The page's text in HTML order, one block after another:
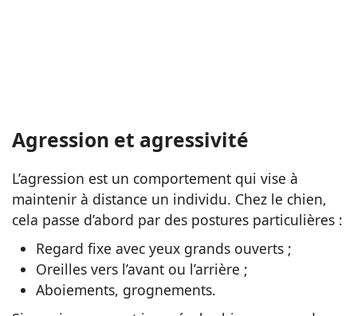
Agression et agressivité
L’agression est un comportement qui vise à
maintenir à distance un individu. Chez le chien,
cela passe d’abord par des postures particulières :
Regard fixe avec yeux grands ouverts ;
Oreilles vers l’avant ou l’arrière ;
Aboiements, grognements.